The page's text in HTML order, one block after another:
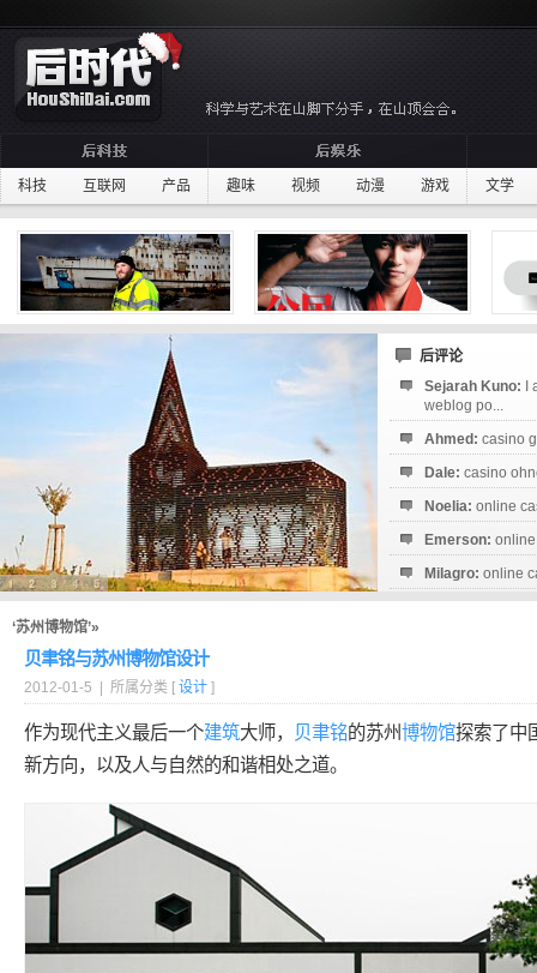
科技 互联网 产品 趣味 视频 动漫 游戏 文学
后评论
Sejarah Kuno:
weblog po...
Ahmed: casino
Dale: casino
Noelia: online
Emerson:
Milagro: online
‘苏州博物馆’»
贝聿铭与苏州博物馆设计
2012-01-5 | 所属分类 [ 设计 ]
作为现代主义最后一个建筑大师， 贝聿铭的苏州博物馆探索了中
新方向，以及人与自然的和谐相处之道。